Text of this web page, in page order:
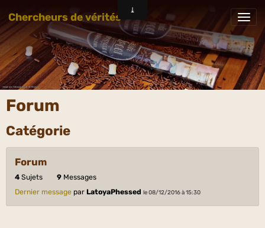
Chercheurs de vérités
Forum
Catégorie
Forum
4 Sujets 9 Messages
Dernier message par LatoyaPhessed le 08/12/2016 à 15:30